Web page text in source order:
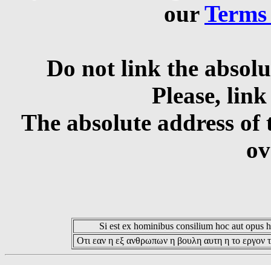
our
Do not link the
Please,
The absolute address
Si est ex hominibus consilium hoc aut opus
Οτι εαν η εξ ανθρωπων η βουλη αυτη η το εργον